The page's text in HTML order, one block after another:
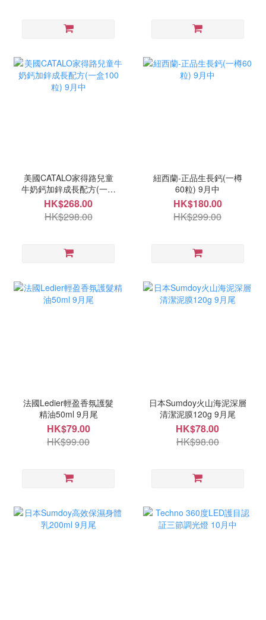
美國CATALO家得路兒童
牛奶鈣加鋅成長配方(一盒
100粒) 9月中
HK$268.00
HK$298.00
紐西蘭-正品生長鈣(一樽
60粒) 9月中
HK$180.00
HK$299.00
法國Ledier輕盈香氛護髮
精油50ml 9月尾
HK$79.00
HK$99.00
日本Sumdoy火山海泥深層
清潔泥膜120g 9月尾
HK$78.00
HK$98.00